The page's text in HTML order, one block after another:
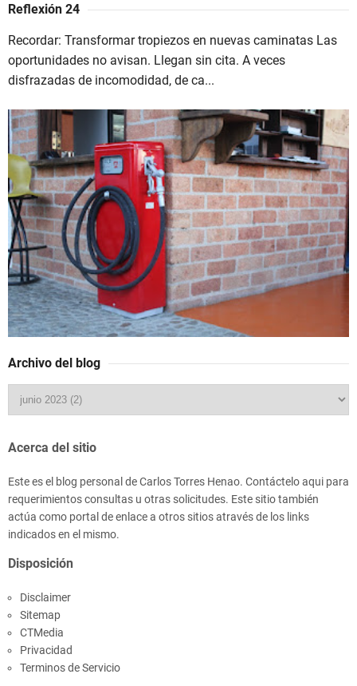
Reflexión 24
Recordar: Transformar tropiezos en nuevas caminatas Las
oportunidades no avisan. Llegan sin cita. A veces
disfrazadas de incomodidad, de ca...
Archivo del blog
Acerca del sitio
Este es el blog personal de Carlos Torres Henao. Contáctelo aqui para
requerimientos consultas u otras solicitudes. Este sitio también
actúa como portal de enlace a otros sitios através de los links
indicados en el mismo.
Disposición
Disclaimer
Sitemap
CTMedia
Privacidad
Terminos de Servicio